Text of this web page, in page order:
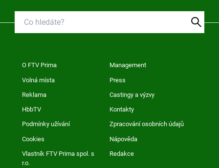
O FTV Prima Management
Volná místa Press
Reklama Castingy a výzvy
HbbTV Kontakty
Podmínky užívání Zpracování osobních údajů
Cookies Nápověda
Vlastník FTV Prima spol. s
r.o.
Redakce